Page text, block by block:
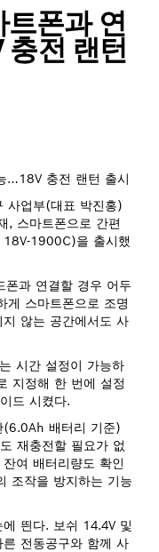
폰과 연
전 랜턴
…18V 충전 랜턴 출시
사업부(대표 박진홍)
스마트폰으로 간편
1900C)을 출시했
폰과 연결할 경우 어두
게 스마트폰으로 조명
않는 공간에서도 사
시간 설정이 가능하
지정해 한 번에 설정
드 시켰다.
(6.0Ah 배터리 기준)
재충전할 필요가 없
여 배터리량도 확인
조작을 방지하는 기능
띈다. 보쉬 14.4V 및
전동공구와 함께 사